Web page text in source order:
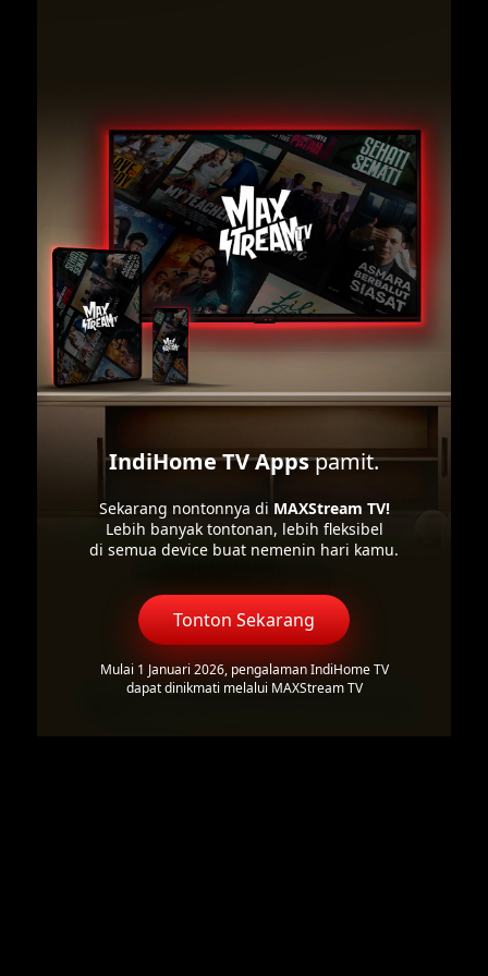
IndiHome TV Appspamit.
Sekarang nontonnya di MAXStream TV!
Lebih banyak tontonan, lebih fleksibel
di semua device buat nemenin hari kamu.
Tonton Sekarang
Mulai 1 Januari 2026, pengalaman IndiHome TV
dapat dinikmati melalui MAXStream TV